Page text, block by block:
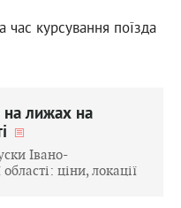
час курсування поїзда
на лижах на
Івано-
ціни, локації